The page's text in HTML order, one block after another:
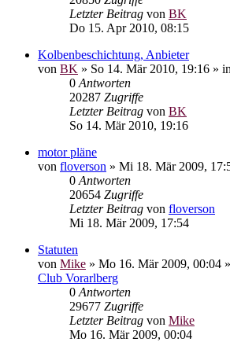
Letzter Beitrag von BK
Do 15. Apr 2010, 08:15
Kolbenbeschichtung, Anbieter
von BK » So 14. Mär 2010, 19:16 » in
0 Antworten
20287 Zugriffe
Letzter Beitrag von BK
So 14. Mär 2010, 19:16
motor pläne
von floverson » Mi 18. Mär 2009,
0 Antworten
20654 Zugriffe
Letzter Beitrag von floverson
Mi 18. Mär 2009, 17:54
Statuten
von Mike » Mo 16. Mär 2009, 00:04
Club Vorarlberg
0 Antworten
29677 Zugriffe
Letzter Beitrag von Mike
Mo 16. Mär 2009, 00:04